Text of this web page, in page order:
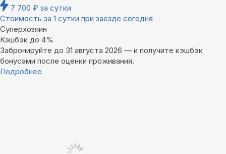
7 700 ₽ за сутки
Стоимость за 1 сутки при заезде сегодня
Суперхозяин
Кэшбэк до 4%
Забронируйте до 31 августа 2026 — и получите кэшбэк
бонусами после оценки проживания.
Подробнее